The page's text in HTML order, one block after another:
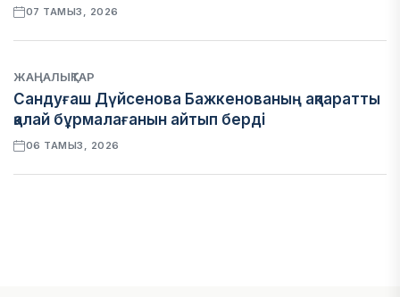
07 ТАМЫЗ, 2026
ЖАҢАЛЫҚТАР
Сандуғаш Дүйсенова Бажкенованың ақпаратты
қалай бұрмалағанын айтып берді
06 ТАМЫЗ, 2026